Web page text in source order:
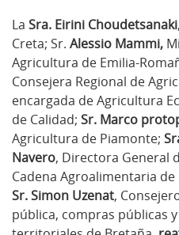
La Sra. Eirini Choudetsanaki
Creta; Sr. Alessio Mammi,
Agricultura de Emilia-
Consejera Regional de
encargada de Agricultura
de Calidad; Sr. Marco
Agricultura de Piamonte;
Navero, Directora General
Cadena Agroalimentaria de
Sr. Simon Uzenat,
pública, compras públicas